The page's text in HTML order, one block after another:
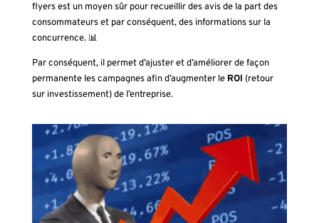
flyers est un moyen sûr pour recueillir des avis de la part des
consommateurs et par conséquent, des informations sur la
concurrence. 📊
Par conséquent, il permet d’ajuster et d’améliorer de façon
permanente les campagnes afin d’augmenter le ROI (retour
sur investissement) de l’entreprise.